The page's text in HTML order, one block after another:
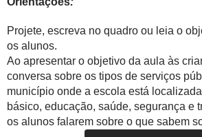
Projete, escreva no quadro ou leia o
os alunos.
Ao apresentar o objetivo da aula às
conversa sobre os tipos de serviços
município onde a escola está
básico, educação, saúde, segurança e
os alunos falarem sobre o que sabem